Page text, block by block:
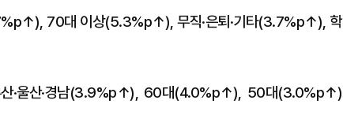
70대 이상(5.3%p↑), 무직·은퇴·기타(3.7%p↑), 학
산·울산·경남(3.9%p↑), 60대(4.0%p↑), 50대(3.0%p↑)